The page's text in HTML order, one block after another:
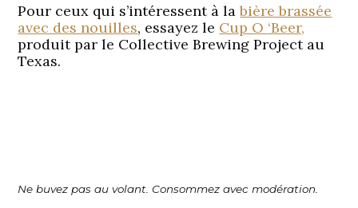
Pour ceux qui s’intéressent à labière brassée
avec des nouilles, essayez le Cup O ‘Beer,
produit par le Collective Brewing Project au
Texas.
Ne buvez pas au volant. Consommez avec modération.